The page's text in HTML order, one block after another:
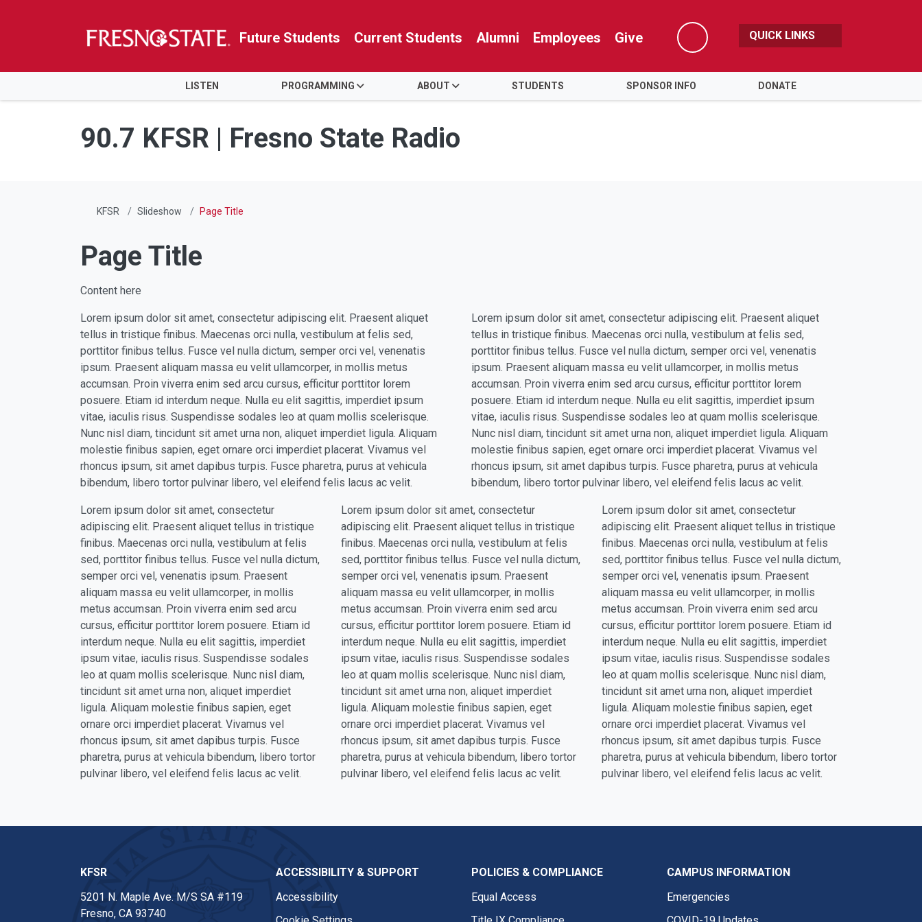
Skip to main content
Skip to main navigation
Skip to footer content
Future Students Current Students Alumni Employees Give
Search
QUICK LINKS
LISTEN PROGRAMMING ABOUT STUDENTS SPONSOR INFO DONATE
90.7 KFSR | Fresno State Radio
KFSR Slideshow Page Title
Page Title
Content here
Lorem ipsum dolor sit amet, consectetur adipiscing elit. Praesent aliquet
tellus in tristique finibus. Maecenas orci nulla, vestibulum at felis sed,
porttitor finibus tellus. Fusce vel nulla dictum, semper orci vel, venenatis
ipsum. Praesent aliquam massa eu velit ullamcorper, in mollis metus
accumsan. Proin viverra enim sed arcu cursus, efficitur porttitor lorem
posuere. Etiam id interdum neque. Nulla eu elit sagittis, imperdiet ipsum
vitae, iaculis risus. Suspendisse sodales leo at quam mollis scelerisque.
Nunc nisl diam, tincidunt sit amet urna non, aliquet imperdiet ligula. Aliquam
molestie finibus sapien, eget ornare orci imperdiet placerat. Vivamus vel
rhoncus ipsum, sit amet dapibus turpis. Fusce pharetra, purus at vehicula
bibendum, libero tortor pulvinar libero, vel eleifend felis lacus ac velit.
Lorem ipsum dolor sit amet, consectetur adipiscing elit. Praesent aliquet
tellus in tristique finibus. Maecenas orci nulla, vestibulum at felis sed,
porttitor finibus tellus. Fusce vel nulla dictum, semper orci vel, venenatis
ipsum. Praesent aliquam massa eu velit ullamcorper, in mollis metus
accumsan. Proin viverra enim sed arcu cursus, efficitur porttitor lorem
posuere. Etiam id interdum neque. Nulla eu elit sagittis, imperdiet ipsum
vitae, iaculis risus. Suspendisse sodales leo at quam mollis scelerisque.
Nunc nisl diam, tincidunt sit amet urna non, aliquet imperdiet ligula. Aliquam
molestie finibus sapien, eget ornare orci imperdiet placerat. Vivamus vel
rhoncus ipsum, sit amet dapibus turpis. Fusce pharetra, purus at vehicula
bibendum, libero tortor pulvinar libero, vel eleifend felis lacus ac velit.
Lorem ipsum dolor sit amet, consectetur
adipiscing elit. Praesent aliquet tellus in tristique
finibus. Maecenas orci nulla, vestibulum at felis
sed, porttitor finibus tellus. Fusce vel nulla dictum,
semper orci vel, venenatis ipsum. Praesent
aliquam massa eu velit ullamcorper, in mollis
metus accumsan. Proin viverra enim sed arcu
cursus, efficitur porttitor lorem posuere. Etiam id
interdum neque. Nulla eu elit sagittis, imperdiet
ipsum vitae, iaculis risus. Suspendisse sodales
leo at quam mollis scelerisque. Nunc nisl diam,
tincidunt sit amet urna non, aliquet imperdiet
ligula. Aliquam molestie finibus sapien, eget
ornare orci imperdiet placerat. Vivamus vel
rhoncus ipsum, sit amet dapibus turpis. Fusce
pharetra, purus at vehicula bibendum, libero tortor
pulvinar libero, vel eleifend felis lacus ac velit.
Lorem ipsum dolor sit amet, consectetur
adipiscing elit. Praesent aliquet tellus in tristique
finibus. Maecenas orci nulla, vestibulum at felis
sed, porttitor finibus tellus. Fusce vel nulla dictum,
semper orci vel, venenatis ipsum. Praesent
aliquam massa eu velit ullamcorper, in mollis
metus accumsan. Proin viverra enim sed arcu
cursus, efficitur porttitor lorem posuere. Etiam id
interdum neque. Nulla eu elit sagittis, imperdiet
ipsum vitae, iaculis risus. Suspendisse sodales
leo at quam mollis scelerisque. Nunc nisl diam,
tincidunt sit amet urna non, aliquet imperdiet
ligula. Aliquam molestie finibus sapien, eget
ornare orci imperdiet placerat. Vivamus vel
rhoncus ipsum, sit amet dapibus turpis. Fusce
pharetra, purus at vehicula bibendum, libero tortor
pulvinar libero, vel eleifend felis lacus ac velit.
Lorem ipsum dolor sit amet, consectetur
adipiscing elit. Praesent aliquet tellus in tristique
finibus. Maecenas orci nulla, vestibulum at felis
sed, porttitor finibus tellus. Fusce vel nulla dictum,
semper orci vel, venenatis ipsum. Praesent
aliquam massa eu velit ullamcorper, in mollis
metus accumsan. Proin viverra enim sed arcu
cursus, efficitur porttitor lorem posuere. Etiam id
interdum neque. Nulla eu elit sagittis, imperdiet
ipsum vitae, iaculis risus. Suspendisse sodales
leo at quam mollis scelerisque. Nunc nisl diam,
tincidunt sit amet urna non, aliquet imperdiet
ligula. Aliquam molestie finibus sapien, eget
ornare orci imperdiet placerat. Vivamus vel
rhoncus ipsum, sit amet dapibus turpis. Fusce
pharetra, purus at vehicula bibendum, libero tortor
pulvinar libero, vel eleifend felis lacus ac velit.
KFSR
5201 N. Maple Ave. M/S SA #119
Fresno, CA 93740
ACCESSIBILITY & SUPPORT
Accessibility
POLICIES & COMPLIANCE
Equal Access
CAMPUS INFORMATION
Emergencies